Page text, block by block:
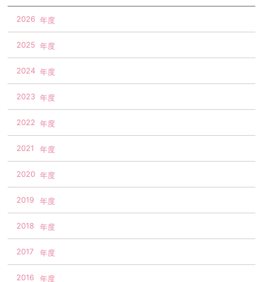
2026
2025
2024
2023
2022
2021
2020
2019
2018
2017
2016